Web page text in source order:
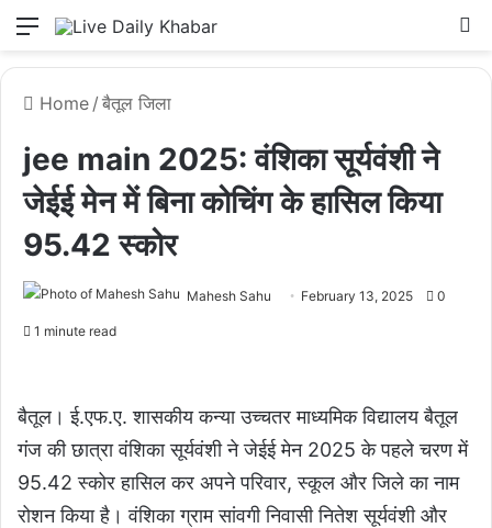
Menu
Home / बैतूल जिला
jee main 2025: वंशिका सूर्यवंशी ने
जेईई मेन में बिना कोचिंग के हासिल किया
95.42 स्कोर
Mahesh Sahu February 13, 2025 0
1 minute read
बैतूल। ई.एफ.ए. शासकीय कन्या उच्चतर माध्यमिक विद्यालय बैतूल
गंज की छात्रा वंशिका सूर्यवंशी ने जेईई मेन 2025 के पहले चरण में
95.42 स्कोर हासिल कर अपने परिवार, स्कूल और जिले का नाम
रोशन किया है। वंशिका ग्राम सांवगी निवासी नितेश सूर्यवंशी और